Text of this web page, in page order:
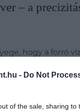
- Do Not
of the sale, sharing to
– a
hogy a forró
keresztül